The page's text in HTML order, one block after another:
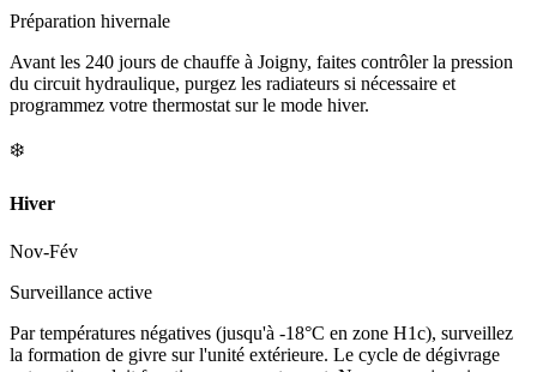
Préparation hivernale
Avant les 240 jours de chauffe à Joigny, faites contrôler la pression
du circuit hydraulique, purgez les radiateurs si nécessaire et
programmez votre thermostat sur le mode hiver.
❄️
Hiver
Nov-Fév
Surveillance active
Par températures négatives (jusqu'à -18°C en zone H1c), surveillez
la formation de givre sur l'unité extérieure. Le cycle de dégivrage